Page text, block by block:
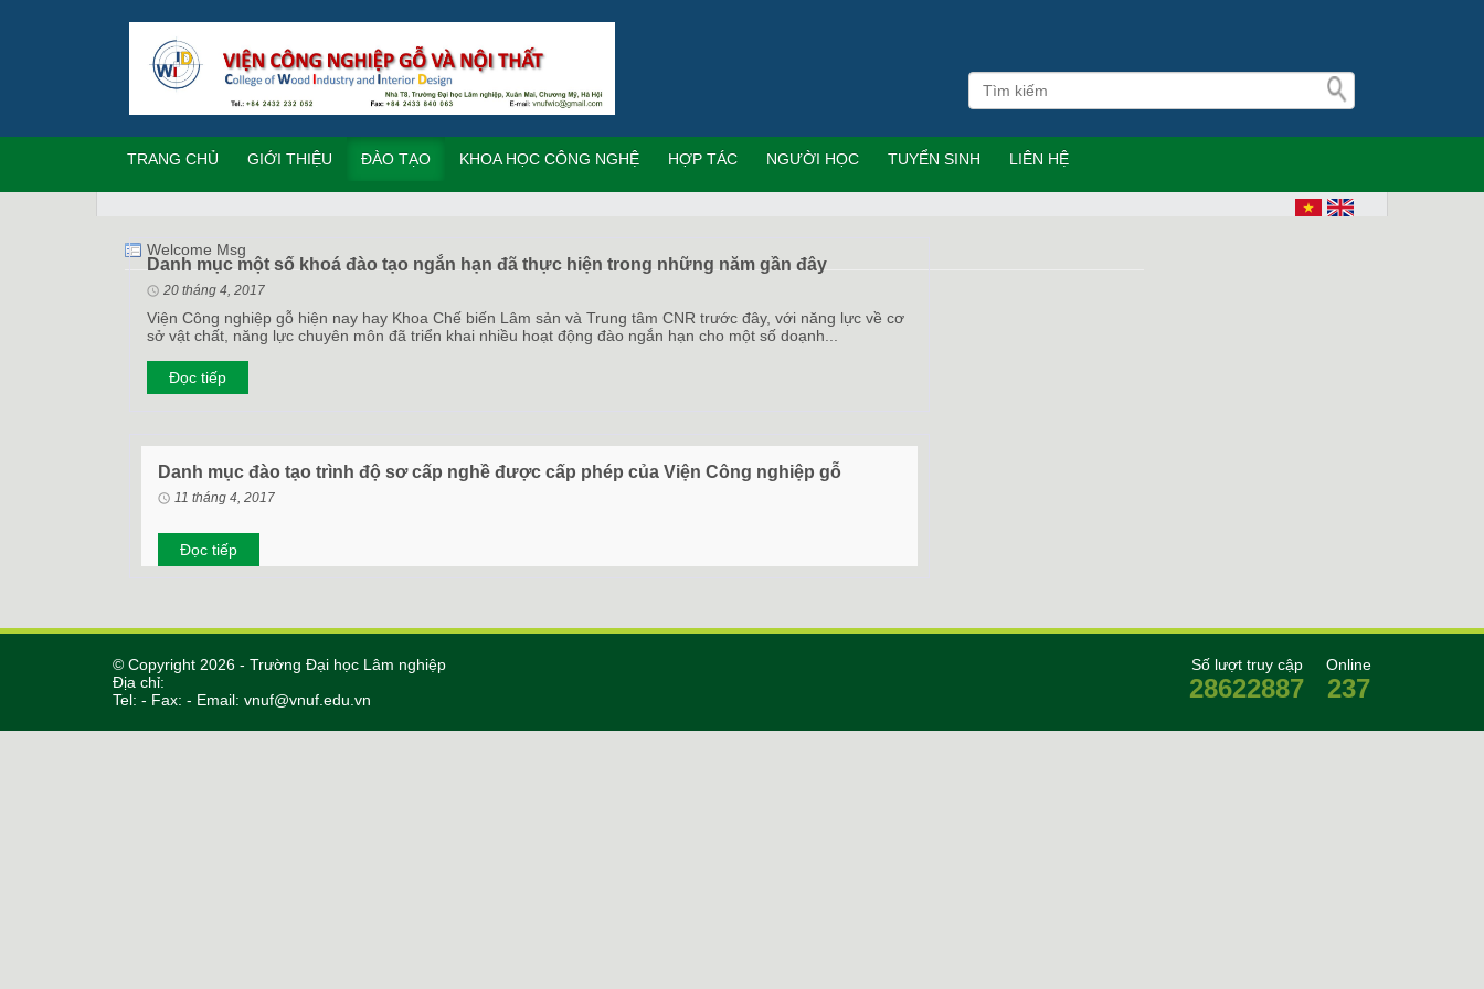
TRANG CHỦ GIỚI THIỆU ĐÀO TẠO KHOA HỌC CÔNG NGHỆ HỢP TÁC NGƯỜI HỌC TUYỂN SINH LIÊN HỆ
Welcome Msg
Danh mục một số khoá đào tạo ngắn hạn đã thực hiện trong những năm gần đây
20 tháng 4, 2017
Viện Công nghiệp gỗ hiện nay hay Khoa Chế biến Lâm sản và Trung tâm CNR trước đây, với năng lực về cơ
sở vật chất, năng lực chuyên môn đã triển khai nhiều hoạt động đào ngắn hạn cho một số doạnh...
Đọc tiếp
Danh mục đào tạo trình độ sơ cấp nghề được cấp phép của Viện Công nghiệp gỗ
11 tháng 4, 2017
Đọc tiếp
© Copyright 2026 - Trường Đại học Lâm nghiệp
Địa chỉ:
Tel: - Fax: - Email: vnuf@vnuf.edu.vn
Số lượt truy cập
28622887
Online
237